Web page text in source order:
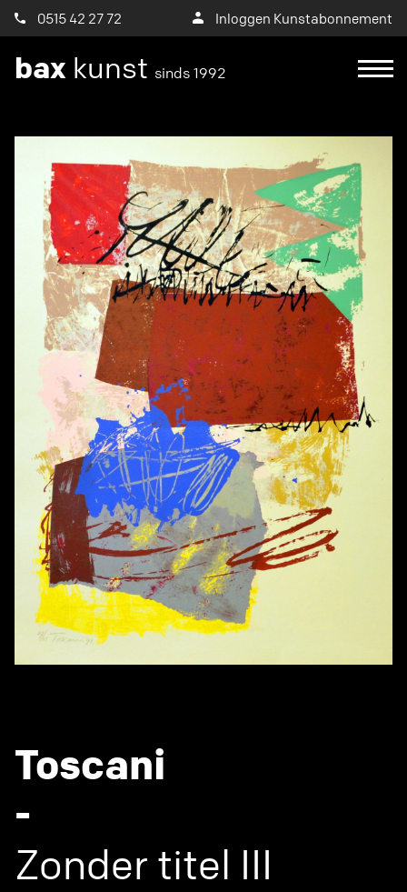
0515 42 27 72 Inloggen Kunstabonnement
bax kunst sinds 1992
Toscani
-
Zonder titel III